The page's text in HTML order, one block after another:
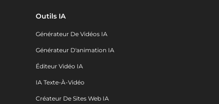
Outils IA
Générateur De Vidéos IA
Générateur D'animation IA
Éditeur Vidéo IA
IA Texte-À-Vidéo
Créateur De Sites Web IA